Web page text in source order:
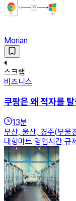
Morian
스크랩
비즈니스
쿠팡은 왜 적자를
13분
부산, 울산, 경주(부울
대형마트 영업시간 규